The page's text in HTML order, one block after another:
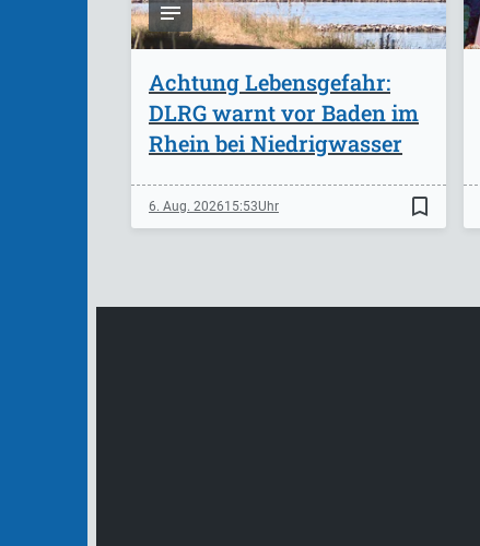
Achtung Lebensgefahr:
DLRG warnt vor Baden im
Rhein bei Niedrigwasser
6. Aug. 202615:53 bookmark_border